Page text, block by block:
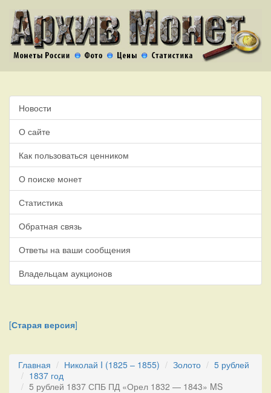
Новости
О сайте
Как пользоваться ценником
О поиске монет
Статистика
Обратная связь
Ответы на ваши сообщения
Владельцам аукционов
[Старая версия]
Главная Николай I (1825 – 1855) Золото
5 рублей
1837 год
5 рублей 1837 СПБ ПД «Орел 1832 — 1843» MS